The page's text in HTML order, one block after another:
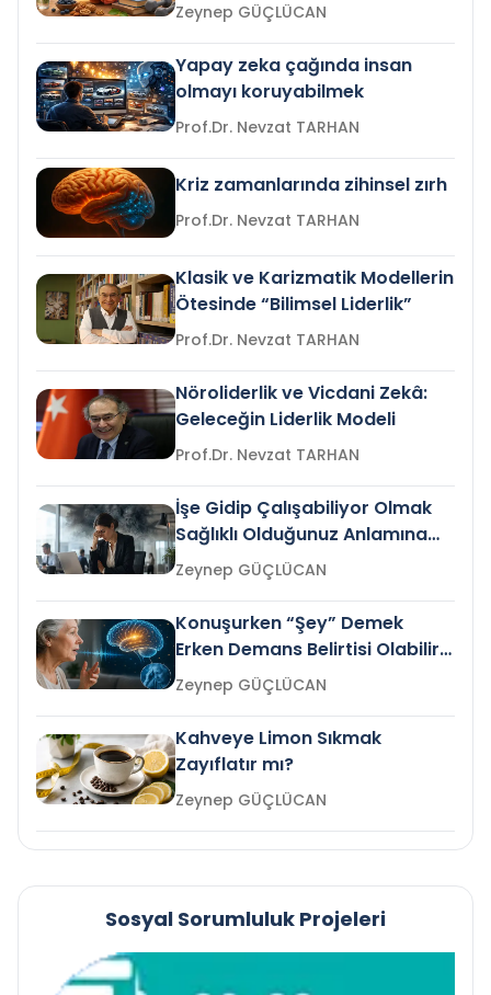
Zeynep GÜÇLÜCAN
Yapay zeka çağında insan
olmayı koruyabilmek
Prof.Dr. Nevzat TARHAN
Kriz zamanlarında zihinsel zırh
Prof.Dr. Nevzat TARHAN
Klasik ve Karizmatik Modellerin
Ötesinde “Bilimsel Liderlik”
Prof.Dr. Nevzat TARHAN
Nöroliderlik ve Vicdani Zekâ:
Geleceğin Liderlik Modeli
Prof.Dr. Nevzat TARHAN
İşe Gidip Çalışabiliyor Olmak
Sağlıklı Olduğunuz Anlamına
Gelir mi?Zeynep GÜÇLÜCAN
Konuşurken “Şey” Demek
Erken Demans Belirtisi Olabilir
mi?
Zeynep GÜÇLÜCAN
Kahveye Limon Sıkmak
Zayıflatır mı?
Zeynep GÜÇLÜCAN
Sosyal Sorumluluk Projeleri